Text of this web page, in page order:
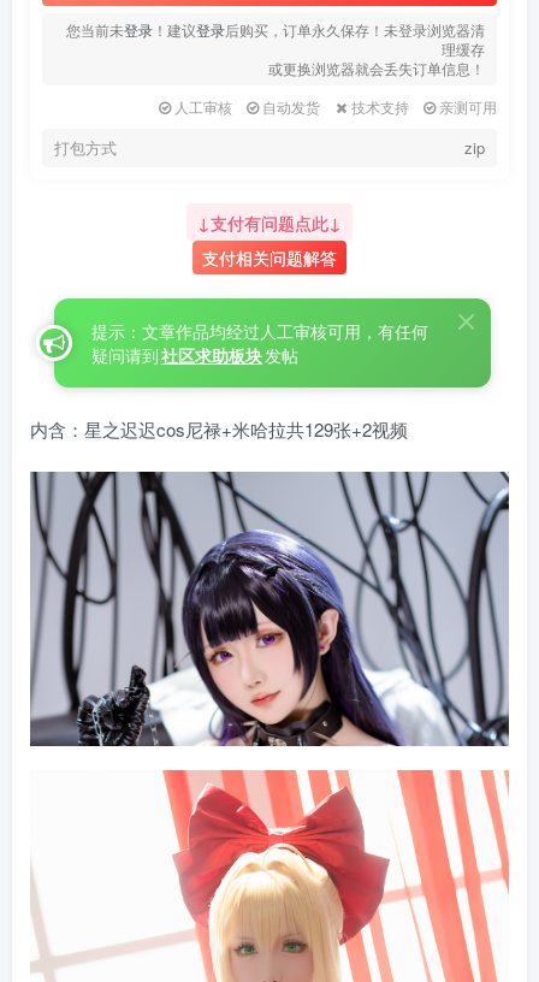
您当前未登录 ！建议登录后购买，订单永久保存！未登录浏览器清
理缓存
或更换浏览器就会丢失订单信息！
人工审核
自动发货 技术支持 亲测可用
打包方式 zip
↓支付有问题点此↓
支付相关问题解答
提示：文章作品均经过人工审核可用，有任何
疑问请到社区求助板块发帖
内含：星之迟迟cos尼禄+米哈拉共129张+2视频